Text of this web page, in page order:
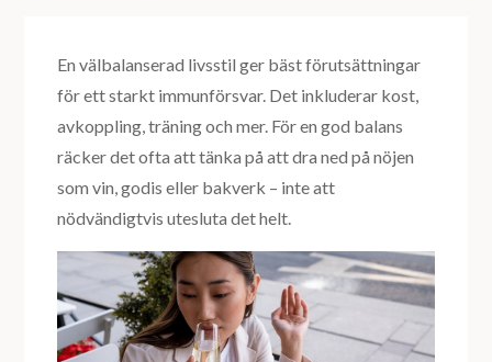
En välbalanserad livsstil ger bäst förutsättningar
för ett starkt immunförsvar. Det inkluderar kost,
avkoppling, träning och mer. För en god balans
räcker det ofta att tänka på att dra ned på nöjen
som vin, godis eller bakverk – inte att
nödvändigtvis utesluta det helt.